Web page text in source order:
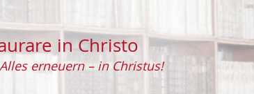
in Christo
Alles erneuern – in Christus!